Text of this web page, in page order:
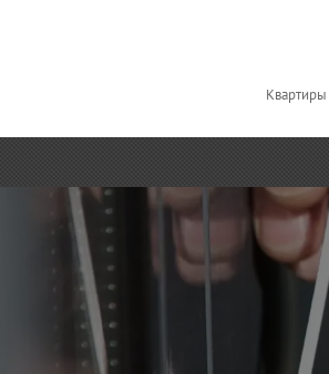
Квартиры